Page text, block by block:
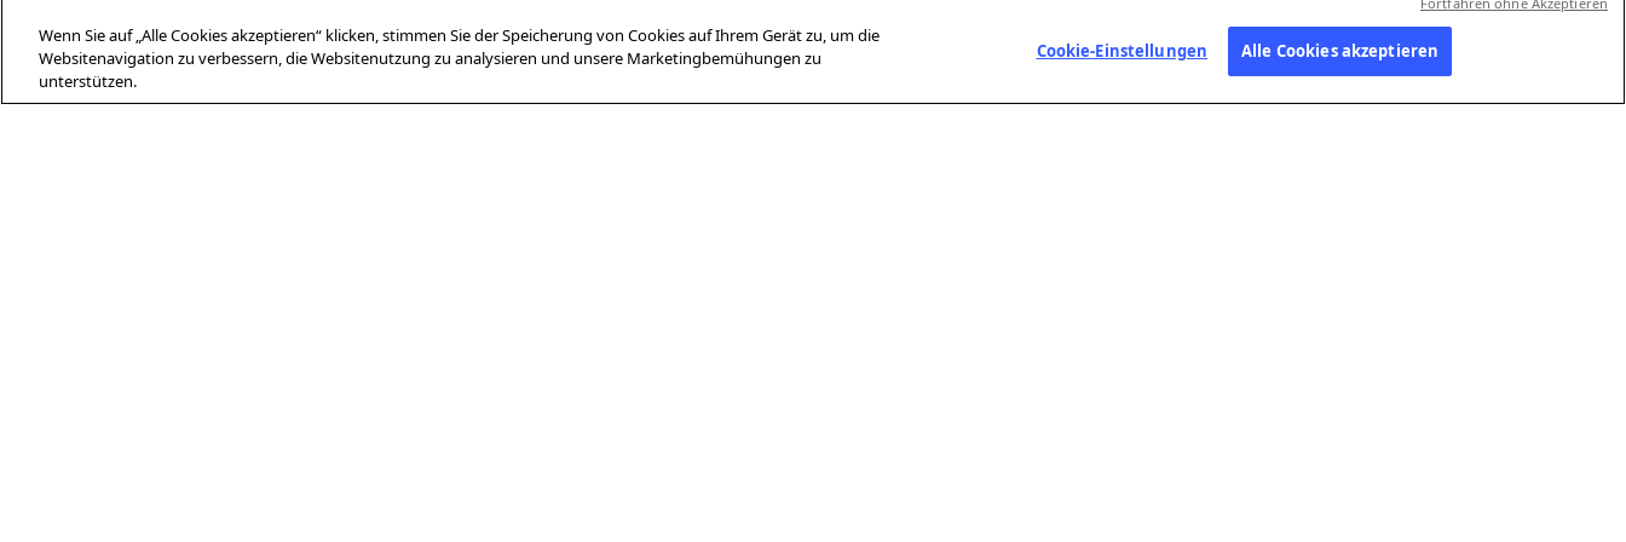
Wenn Sie auf „Alle Cookies akzeptieren“ klicken, stimmen Sie der Speicherung von Cookies auf Ihrem Gerät zu, um die
Websitenavigation zu verbessern, die Websitenutzung zu analysieren und unsere Marketingbemühungen zu
unterstützen.
Cookie-Einstellungen Alle Cookies akzeptieren